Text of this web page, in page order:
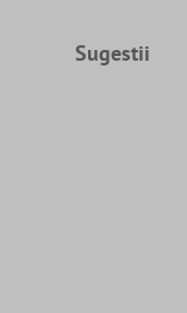
Sugestii